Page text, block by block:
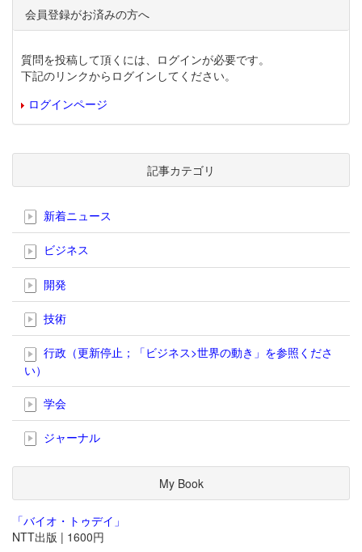
会員登録がお済みの方へ
質問を投稿して頂くには、ログインが必要です。
下記のリンクからログインしてください。
ログインページ
記事カテゴリ
新着ニュース
ビジネス
開発
技術
行政（更新停止；「ビジネス>世界の動き」を参照くださ
い）
学会
ジャーナル
My Book
「バイオ・トゥデイ」
NTT出版 | 1600円